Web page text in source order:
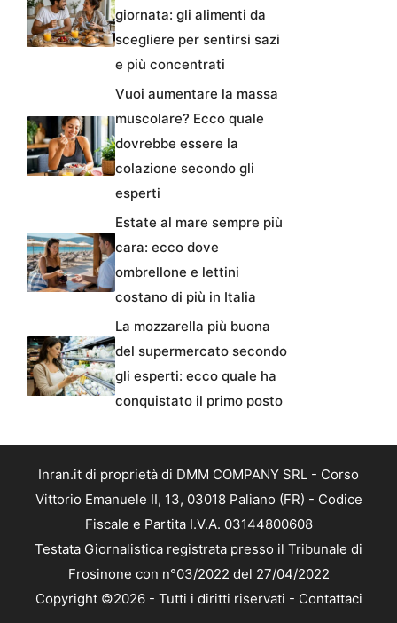
giornata: gli alimenti da
scegliere per sentirsi sazi
e più concentrati
Vuoi aumentare la massa
muscolare? Ecco quale
dovrebbe essere la
colazione secondo gli
esperti
Estate al mare sempre più
cara: ecco dove
ombrellone e lettini
costano di più in Italia
La mozzarella più buona
del supermercato secondo
gli esperti: ecco quale ha
conquistato il primo posto
Inran.it di proprietà di DMM COMPANY SRL - Corso
Vittorio Emanuele II, 13, 03018 Paliano (FR) - Codice
Fiscale e Partita I.V.A. 03144800608
Testata Giornalistica registrata presso il Tribunale di
Frosinone con n°03/2022 del 27/04/2022
Copyright ©2026 - Tutti i diritti riservati - Contattaci